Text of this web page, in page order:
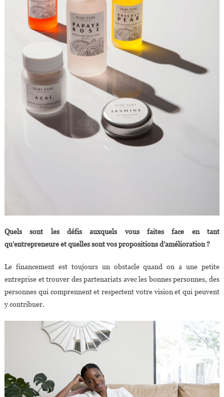
Quels sont les défis auxquels vous faites face en tant
qu’entrepreneure et quelles sont vos propositions d’amélioration ?
Le financement est toujours un obstacle quand on a une petite
entreprise et trouver des partenariats avec les bonnes personnes, des
personnes qui comprennent et respectent votre vision et qui peuvent
y contribuer.